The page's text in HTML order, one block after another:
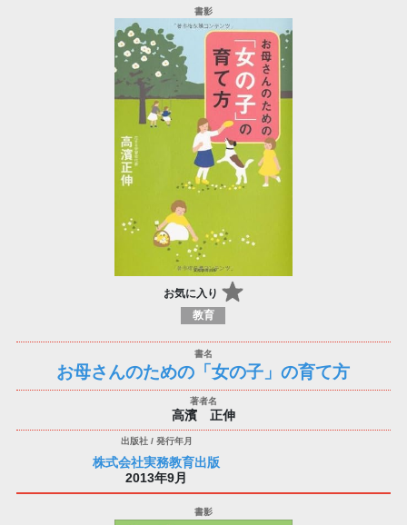
お気に入り
教育
お母さんのための「女の子」の育て方
高濱 正伸
株式会社実務教育出版
2013年9月